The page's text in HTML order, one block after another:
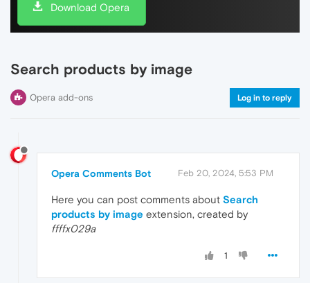
Download Opera
Search products by image
Opera add-ons Log in to reply
Opera Comments Bot Feb 20, 2024, 5:53 PM
Here you can post comments about Search
products by image extension, created by
ffffx029a
1